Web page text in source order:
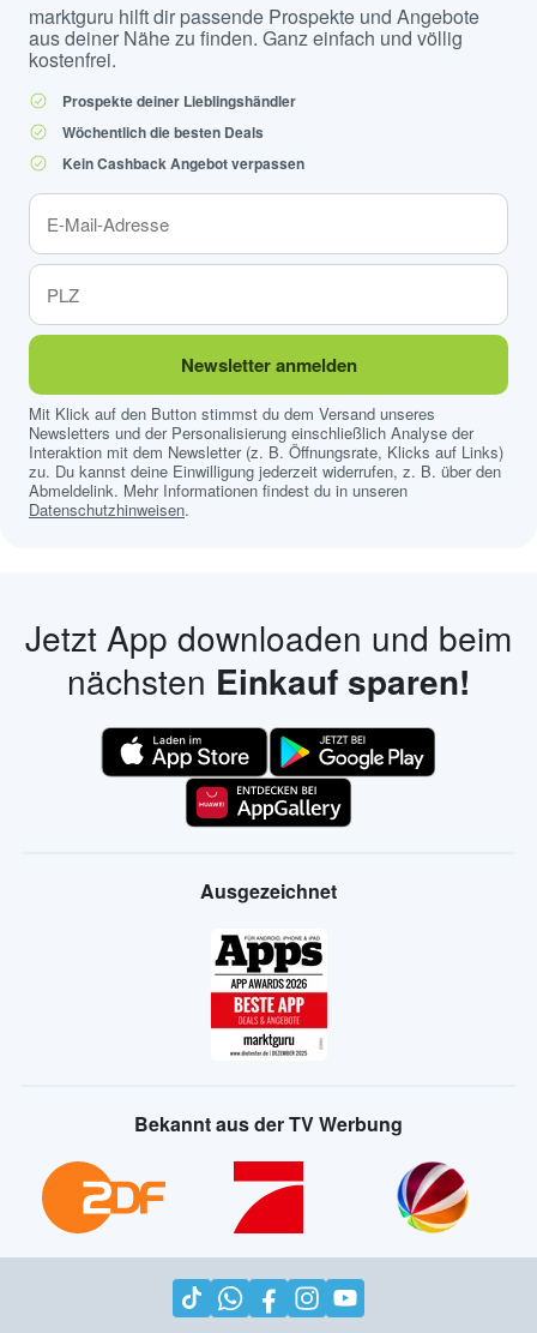
marktguru hilft dir passende Prospekte und Angebote
aus deiner Nähe zu finden. Ganz einfach und völlig
kostenfrei.
Prospekte deiner Lieblingshändler
Wöchentlich die besten Deals
Kein Cashback Angebot verpassen
Newsletter anmelden
Mit Klick auf den Button stimmst du dem Versand unseres
Newsletters und der Personalisierung einschließlich Analyse der
Interaktion mit dem Newsletter (z. B. Öffnungsrate, Klicks auf Links)
zu. Du kannst deine Einwilligung jederzeit widerrufen, z. B. über den
Abmeldelink. Mehr Informationen findest du in unseren
Datenschutzhinweisen.
Jetzt App downloaden und beim
nächsten Einkauf sparen!
Ausgezeichnet
Bekannt aus der TV Werbung